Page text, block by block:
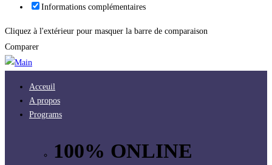
Informations complémentaires
Cliquez à l'extérieur pour masquer la barre de comparaison
Comparer
Acceuil
A propos
Programs
100% ONLINE